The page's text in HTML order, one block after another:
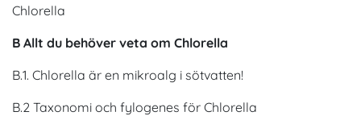
Chlorella
B Allt du behöver veta om Chlorella
B.1. Chlorella är en mikroalg i sötvatten!
B.2 Taxonomi och fylogenes för Chlorella